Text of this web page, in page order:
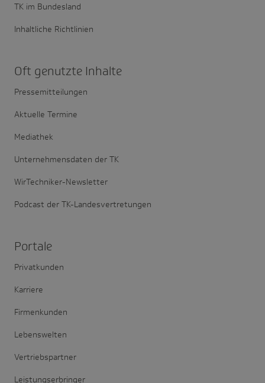
TK im Bundesland
Inhaltliche Richtlinien
Oft genutzte Inhalte
Pressemitteilungen
Aktuelle Termine
Mediathek
Unternehmensdaten der TK
WirTechniker-Newsletter
Podcast der TK-Landesvertretungen
Portale
Privatkunden
Karriere
Firmenkunden
Lebenswelten
Vertriebspartner
Leistungserbringer